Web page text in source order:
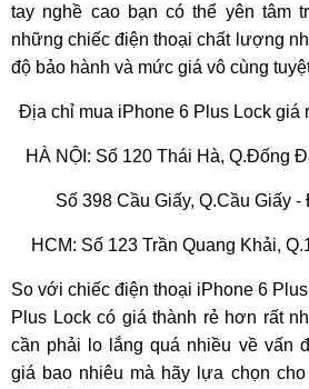
tay nghề cao bạn có thể yên tâm
những chiếc điện thoại chất lượng
độ bảo hành và mức giá vô cùng
Địa chỉ mua iPhone 6 Plus Lock giá
HÀ NỘI: Số 120 Thái Hà, Q.Đống
Số 398 Cầu Giấy, Q.Cầu Giấy -
HCM: Số 123 Trần Quang Khải,
So với chiếc điện thoại iPhone 6
Plus Lock có giá thành rẻ hơn rất
cần phải lo lắng quá nhiều về vấn
giá bao nhiêu mà hãy lựa chọn